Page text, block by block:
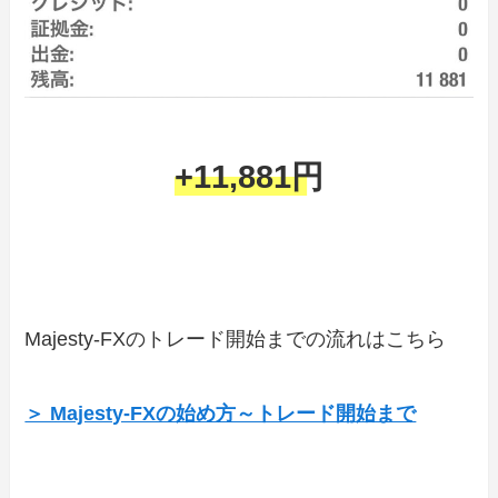
+11,881円
Majesty-FXのトレード開始までの流れはこちら
＞ Majesty-FXの始め方～トレード開始まで